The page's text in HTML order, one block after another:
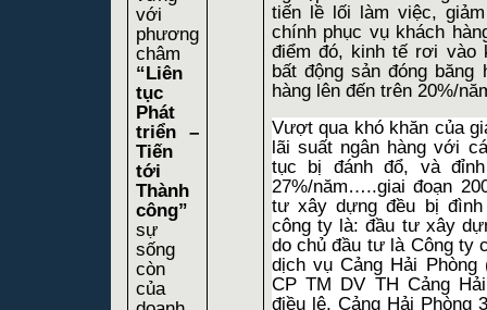
với
phương
châm
“Liên
tục
Phát
triển –
Tiến
tới
Thành
công”
sự
sống
còn
của
tiến lề lối làm việc,
chính phục vụ khách
điểm đó, kinh tế rơi vào
bất động sản đóng băng
hàng lên đến trên 20%/
Vượt qua khó khăn của
lãi suất ngân hàng với
tục bị đánh đổ, và
27%/năm…..giai đoạn
tư xây dựng đều bị
công ty là: đầu tư xây
do chủ đầu tư là Công ty
dịch vụ Cảng Hải
CP TM DV TH Cảng
điều lệ, Cảng Hải Phòng